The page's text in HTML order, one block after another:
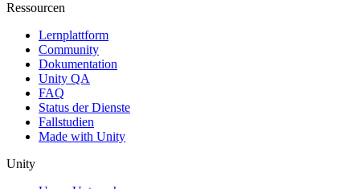
Ressourcen
Lernplattform
Community
Dokumentation
Unity QA
FAQ
Status der Dienste
Fallstudien
Made with Unity
Unity